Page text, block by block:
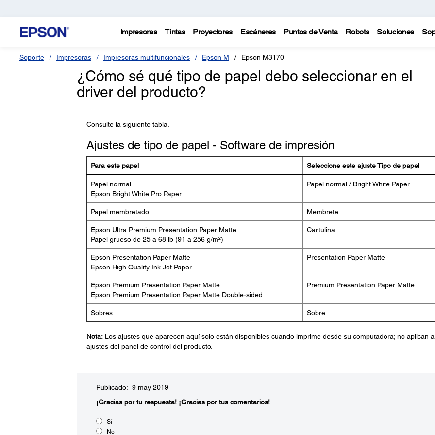
Impresoras Tintas Proyectores Escáneres Puntos de Venta Robots Soluciones
Soporte Impresoras Impresoras multifuncionales Epson M Epson M3170
¿Cómo sé qué tipo de papel debo seleccionar en el
driver del producto?
Consulte la siguiente tabla.
Ajustes de tipo de papel - Software de impresión
Para este papel Seleccione este ajuste Tipo de papel
Papel normal
Epson Bright White Pro Paper
Papel normal / Bright White Paper
Papel membretado Membrete
Epson Ultra Premium Presentation Paper Matte
Papel grueso de 25 a 68 lb (91 a 256 g/m²)
Cartulina
Epson Presentation Paper Matte
Epson High Quality Ink Jet Paper
Presentation Paper Matte
Epson Premium Presentation Paper Matte
Epson Premium Presentation Paper Matte Double-sided
Premium Presentation Paper Matte
Sobres Sobre
Nota:Los ajustes que aparecen aquí solo están disponibles cuando imprime desde su computadora; no aplican
ajustes del panel de control del producto.
Publicado: 9 may 2019
¡Gracias por tu respuesta! ¡Gracias por tus comentarios!
Sí
No